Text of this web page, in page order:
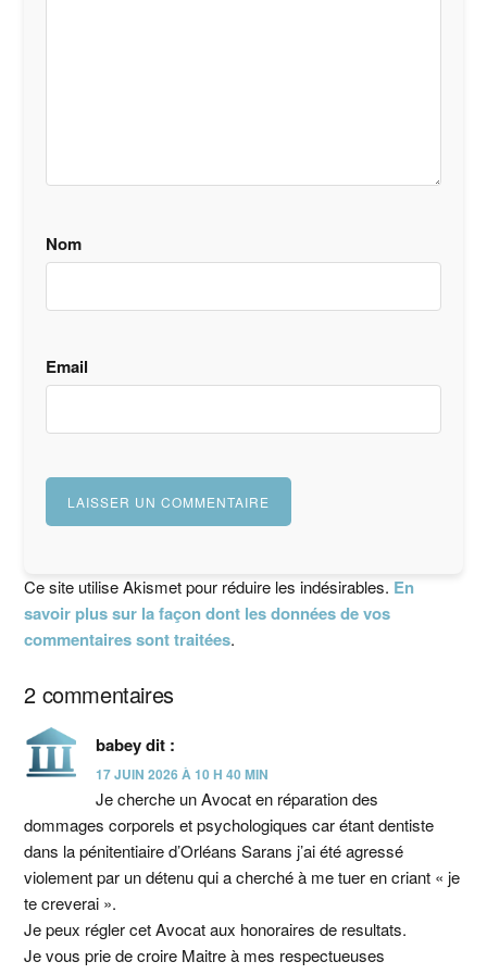
Nom
Email
Ce site utilise Akismet pour réduire les indésirables. En
savoir plus sur la façon dont les données de vos
commentaires sont traitées.
2 commentaires
babeydit :
17 JUIN 2026 À 10 H 40 MIN
Je cherche un Avocat en réparation des
dommages corporels et psychologiques car étant dentiste
dans la pénitentiaire d’Orléans Sarans j’ai été agressé
violement par un détenu qui a cherché à me tuer en criant « je
te creverai ».
Je peux régler cet Avocat aux honoraires de resultats.
Je vous prie de croire Maitre à mes respectueuses